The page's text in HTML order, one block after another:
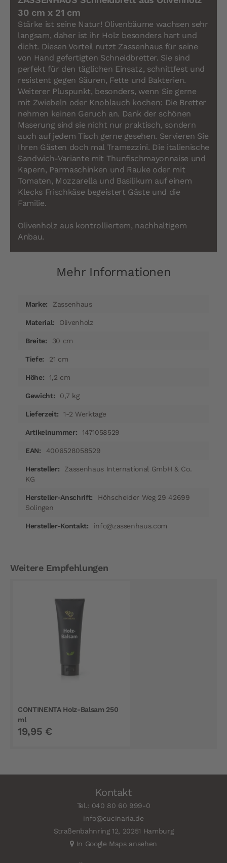
30 cm x 21 cm
Stärke ist seine Natur! Olivenbäume wachsen sehr
langsam, daher ist ihr Holz besonders hart und
dicht. Diesen Vorteil nutzt Zassenhaus für seine
von Hand gefertigten Schneidbretter. Sie sind
perfekt für den täglichen Einsatz, schnittfest und
resistent gegen Säuren, Fette und Bakterien.
Weiterer Pluspunkt, besonders, wenn Sie gerne
mit Zwiebeln oder Knoblauch kochen: Die Bretter
nehmen keinen Geruch an. Dank der schönen
Maserung sind sie nicht nur praktisch, sondern
auch auf jedem Tisch gerne gesehen. Servieren Sie
Ihren Gästen doch mal Tramezzini. Die italienische
Sandwich-Variante mit Thunfischmayonnaise und
Kapern, Parmaschinken und Rauke oder mit
Tomaten, Mozzarella und Basilikum auf einem
Klecks Frischkäse begeistert Gäste und die
Familie.
Olivenholz aus kontrolliertem, nachhaltigem
Anbau.
Mehr Informationen
InformationenZassenhaus
Olivenholz
30 cm
21 cm
1,2 cm
0,7 kg
1-2 Werktage
1471058529
4006528058529
Zassenhaus International GmbH & Co.
KG
Höhscheider Weg 29 42699
Solingen
info@zassenhaus.com
Weitere Empfehlungen
CONTINENTA Holz-Balsam 250
ml
19,95 €
Kontakt
Tel.: 040 80 60 999-0
info@cucinaria.de
Straßenbahnring 12, 20251 Hamburg
In Google Maps ansehen